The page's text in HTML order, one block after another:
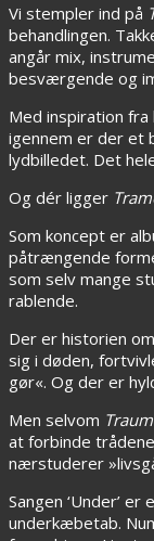
Vi stempler ind på
behandlingen.
angår mix,
besværgende og
Med inspiration
igennem er der et
lydbilledet. Det
Og dér ligger
Som koncept er
påtrængende
som selv mange
rablende.
Der er historien
sig i døden,
gør«. Og der er
Men selvom
at forbinde
nærstuderer
Sangen ‘Under’
underkæbetab.